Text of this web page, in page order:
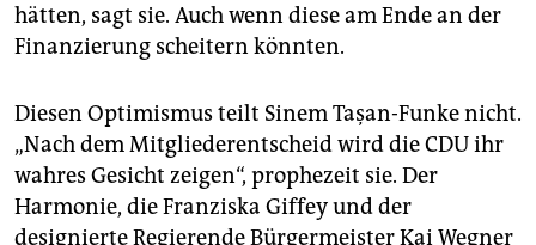
hätten, sagt sie. Auch wenn diese am Ende an der
Finanzierung scheitern könnten.
Diesen Optimismus teilt Sinem Taşan-Funke nicht.
„Nach dem Mitgliederentscheid wird die CDU ihr
wahres Gesicht zeigen“, prophezeit sie. Der
Harmonie, die Franziska Giffey und der
designierte Regierende Bürgermeister Kai Wegner